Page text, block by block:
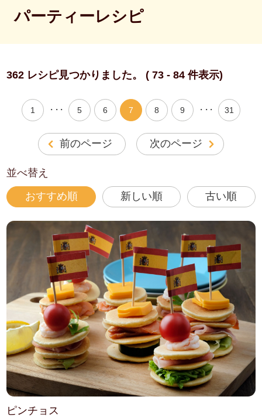
パーティーレシピ
362 レシピ見つかりました。 ( 73 - 84 件表示)
前のページ
1 ・・・ 5 6 7 8 9 ・・・ 31
次のページ
並べ替え
おすすめ順 新しい順 古い順
ピンチョス